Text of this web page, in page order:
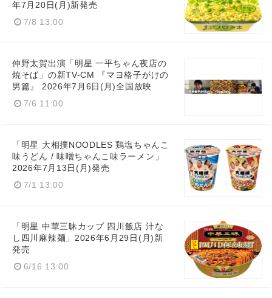
年7月20日(月)新発売
7/8 13:00
仲野太賀出演「明星 一平ちゃん夜店の
焼そば」の新TV-CM 『マヨ格子がけの
男篇』 2026年7月6日(月)全国放映
7/6 11:00
「明星 大相撲NOODLES 鶏塩ちゃんこ
味うどん / 味噌ちゃんこ味ラーメン」
2026年7月13日(月)発売
7/1 13:00
「明星 中華三昧カップ 四川飯店 汁な
し四川麻辣麺」2026年6月29日(月)新
発売
6/16 13:00